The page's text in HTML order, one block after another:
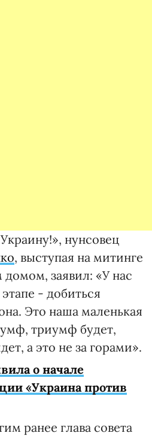
нунсовец
, выступая на митинге
заявил: «У нас
- добиться
Это наша маленькая
триумф будет,
а это не за горами».
о начале
«Украина против
ранее глава совета